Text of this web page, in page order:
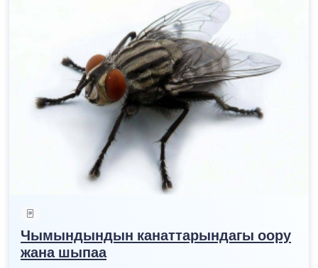
Чымындындын канаттарындагы оору
жана шыпаа